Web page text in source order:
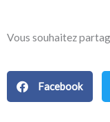
Vous souhaitez
Facebook